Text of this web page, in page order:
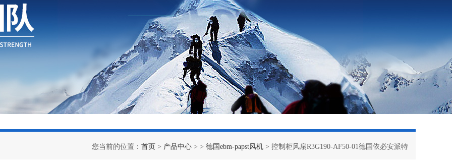
您当前的位置： 首页 > 产品中心 > > 德国ebm-papst风机 > 控制柜风扇R3G190-AF50-01德国依必安派特